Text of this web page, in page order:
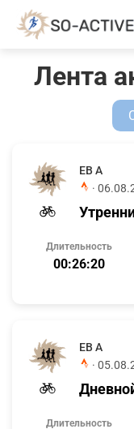
Лента
ЕВ А
·
Длительность
00:26:20
ЕВ А
·
Длительность